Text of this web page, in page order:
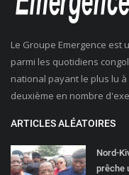
Le Groupe Emergence est
parmi les quotidiens
national payant le plus lu à
deuxième en nombre
ARTICLES ALÉATOIRES
Nord-
prêche